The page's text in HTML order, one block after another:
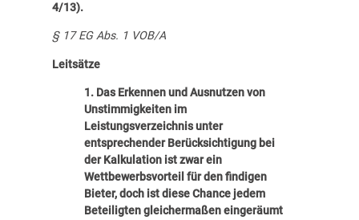
4/13).
§ 17 EG Abs. 1 VOB/A
Leitsätze
1. Das Erkennen und Ausnutzen von
Unstimmigkeiten im
Leistungsverzeichnis unter
entsprechender Berücksichtigung bei
der Kalkulation ist zwar ein
Wettbewerbsvorteil für den findigen
Bieter, doch ist diese Chance jedem
Beteiligten gleichermaßen eingeräumt